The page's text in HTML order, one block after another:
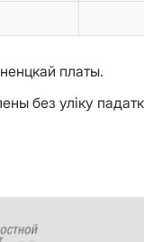
платы.
без уліку